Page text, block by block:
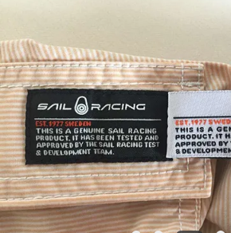
সব
ক্ষেত্রেই
VR
SHOW